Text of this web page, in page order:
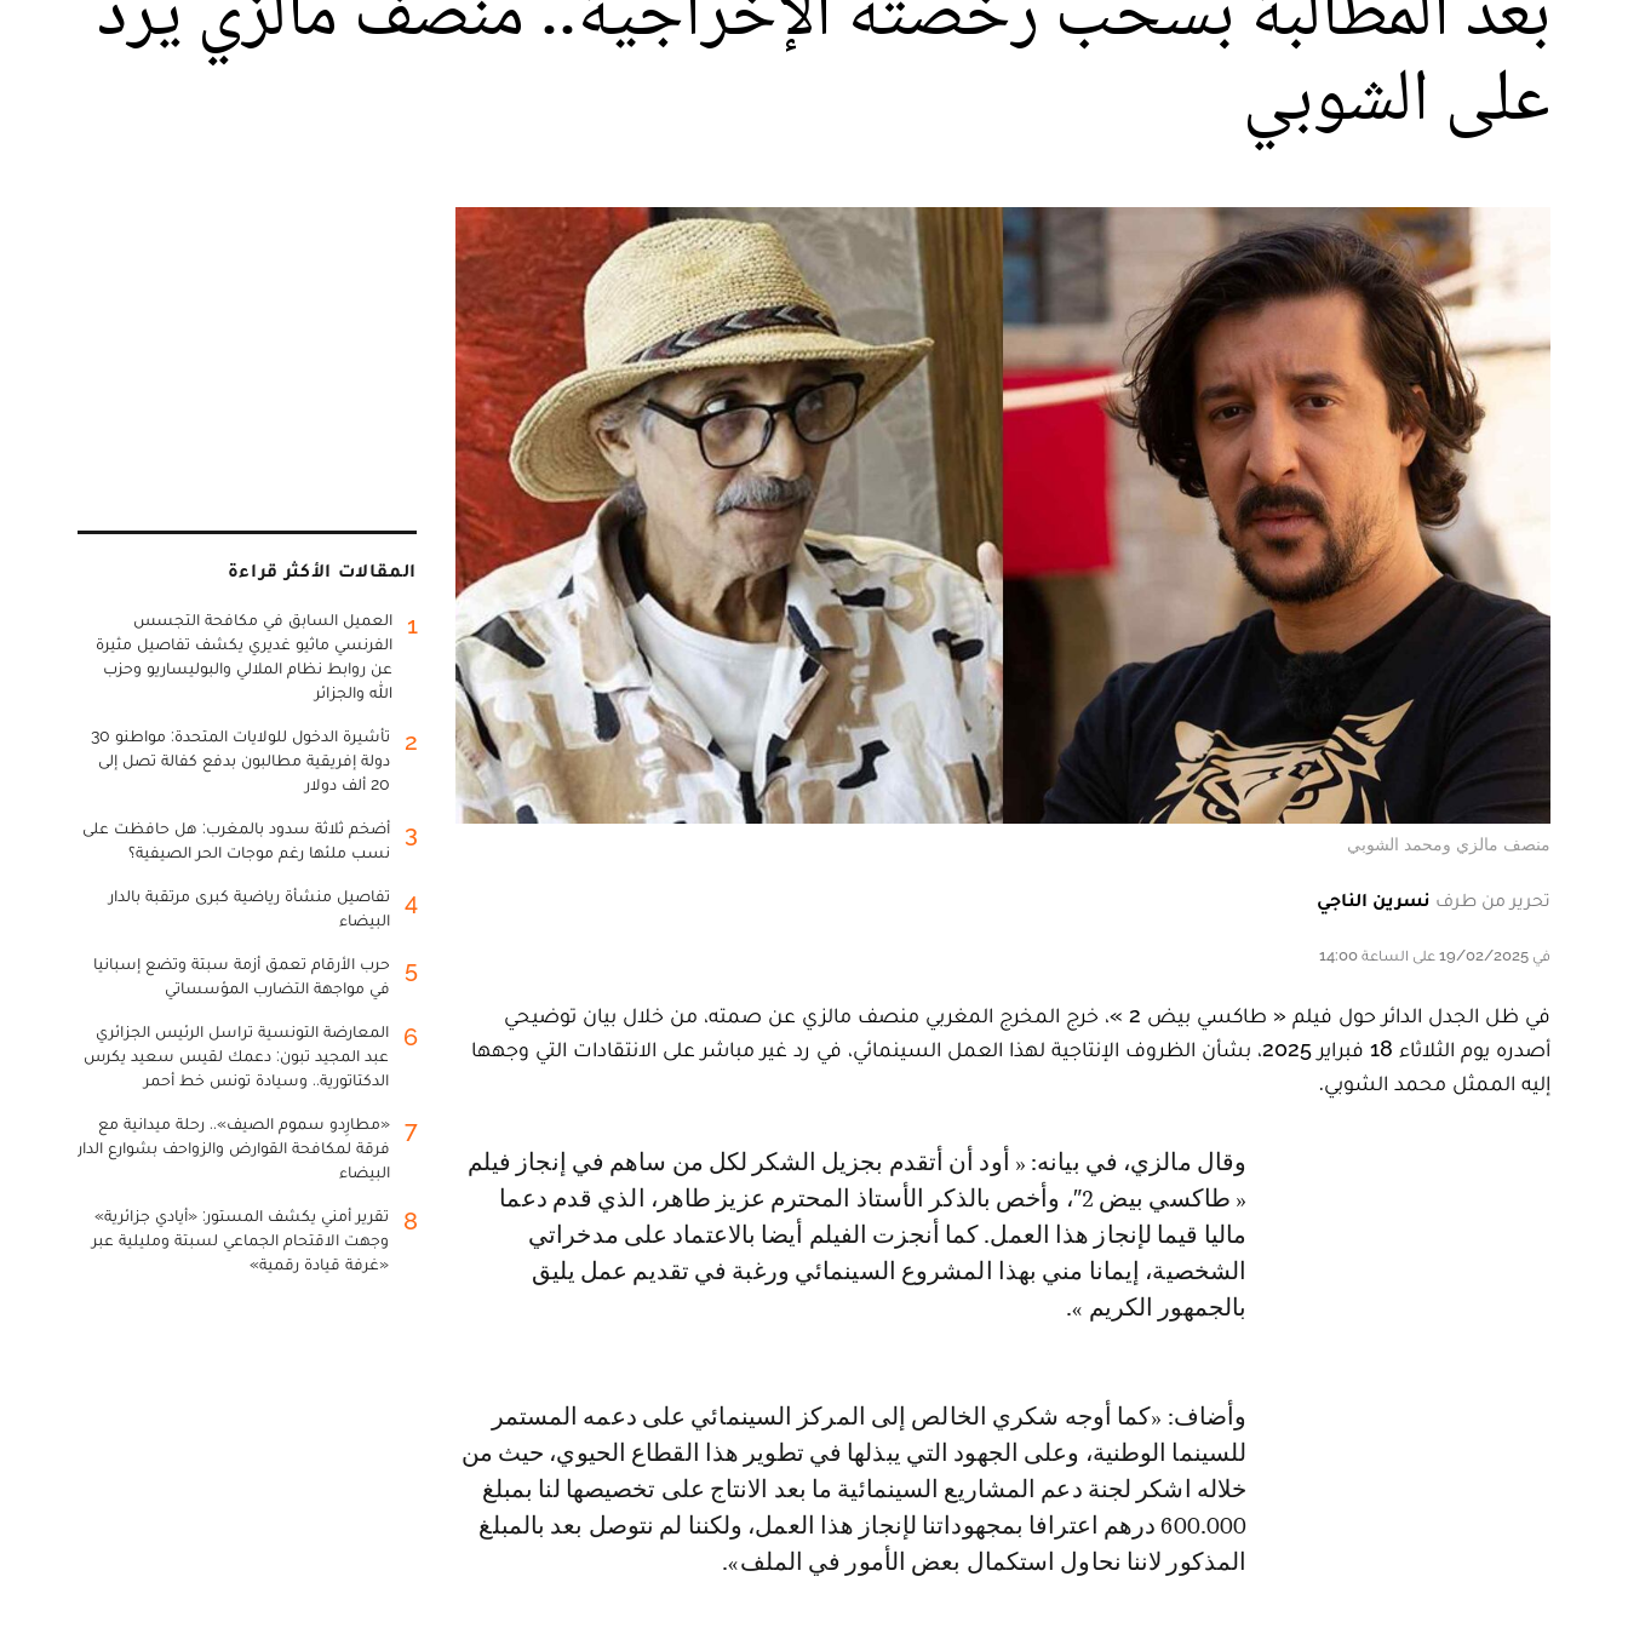
على الشوبي
منصف مالزي ومحمد الشوبي
تحرير من طرف نسرين الناجي
في 19/02/2025 على الساعة 14:00
في ظل الجدل الدائر حول فيلم « طاكسي بيض 2 »، خرج المخرج المغربي منصف مالزي عن صمته، من خلال بيان توضيحي
أصدره يوم الثلاثاء 18 فبراير 2025، بشأن الظروف الإنتاجية لهذا العمل السينمائي، في رد غير مباشر على الانتقادات التي وجهها
إليه الممثل محمد الشوبي.
وقال مالزي، في بيانه: « أود أن أتقدم بجزيل الشكر لكل من ساهم في إنجاز فيلم
« طاكسي بيض 2″، وأخص بالذكر الأستاذ المحترم عزيز طاهر، الذي قدم دعما
ماليا قيما لإنجاز هذا العمل. كما أنجزت الفيلم أيضا بالاعتماد على مدخراتي
الشخصية، إيمانا مني بهذا المشروع السينمائي ورغبة في تقديم عمل يليق
بالجمهور الكريم ».
وأضاف: «كما أوجه شكري الخالص إلى المركز السينمائي على دعمه المستمر
للسينما الوطنية، وعلى الجهود التي يبذلها في تطوير هذا القطاع الحيوي، حيث من
خلاله اشكر لجنة دعم المشاريع السينمائية ما بعد الانتاج على تخصيصها لنا بمبلغ
600.000 درهم اعترافا بمجهوداتنا لإنجاز هذا العمل، ولكننا لم نتوصل بعد بالمبلغ
المذكور لاننا نحاول استكمال بعض الأمور في الملف».
المقالات الأكثر قراءة
1
العميل السابق في مكافحة التجسس
الفرنسي ماثيو غديري يكشف تفاصيل مثيرة
عن روابط نظام الملالي والبوليساريو وحزب
الله والجزائر
2
تأشيرة الدخول للولايات المتحدة: مواطنو 30
دولة إفريقية مطالبون بدفع كفالة تصل إلى
20 ألف دولار
3
أضخم ثلاثة سدود بالمغرب: هل حافظت على
نسب ملئها رغم موجات الحر الصيفية؟
4
تفاصيل منشأة رياضية كبرى مرتقبة بالدار
البيضاء
5
حرب الأرقام تعمق أزمة سبتة وتضع إسبانيا
في مواجهة التضارب المؤسساتي
6
المعارضة التونسية تراسل الرئيس الجزائري
عبد المجيد تبون: دعمك لقيس سعيد يكرس
الدكتاتورية.. وسيادة تونس خط أحمر
7
«مطارِدو سموم الصيف».. رحلة ميدانية مع
فرقة لمكافحة القوارض والزواحف بشوارع الدار
البيضاء
8
تقرير أمني يكشف المستور: «أيادي جزائرية»
وجهت الاقتحام الجماعي لسبتة ومليلية عبر
«غرفة قيادة رقمية»